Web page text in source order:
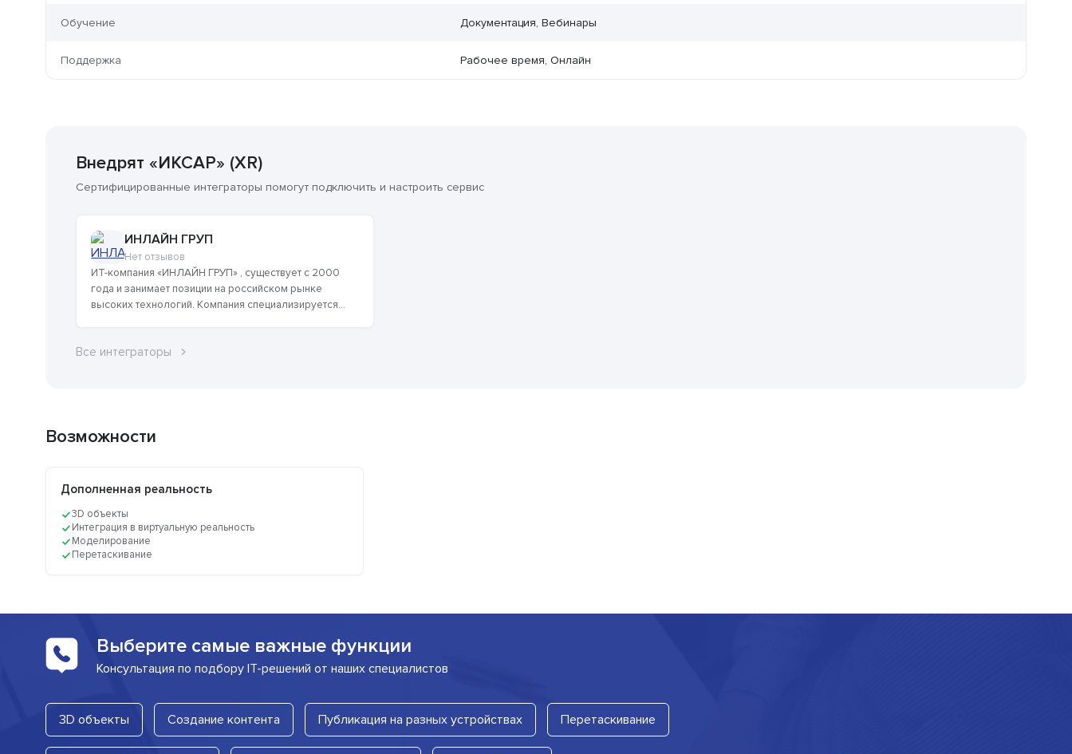
Обучение Документация, Вебинары
Поддержка Рабочее время, Онлайн
Внедрят «ИКСАР» (XR)
Сертифицированные интеграторы помогут подключить и настроить сервис
ИНЛАЙН ГРУП
Нет отзывов
ИТ-компания «ИНЛАЙН ГРУП» , существует с 2000
года и занимает позиции на российском рынке
высоких технологий. Компания специализируется...
Все интеграторы
Возможности
Дополненная реальность
3D объекты
Интеграция в виртуальную реальность
Моделирование
Перетаскивание
Выберите самые важные функции
Консультация по подбору IT-решений от наших специалистов
3D объекты Создание контента Публикация на разных устройствах Перетаскивание